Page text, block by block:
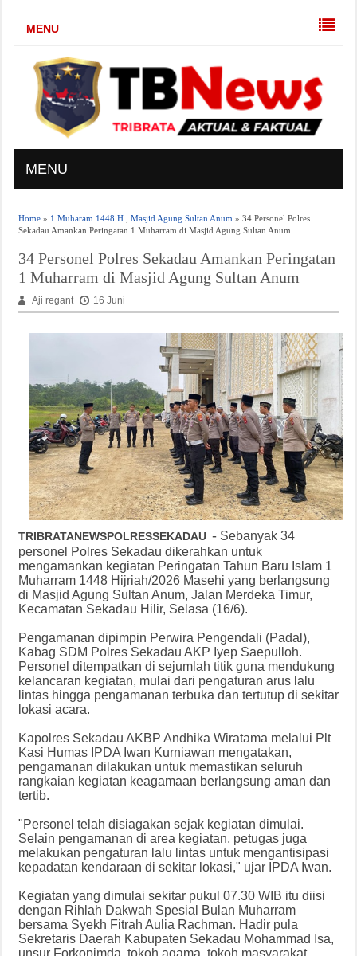
MENU
MENU
Home» 1 Muharam 1448 H, Masjid Agung Sultan Anum » 34 Personel Polres
Sekadau Amankan Peringatan 1 Muharram di Masjid Agung Sultan Anum
34 Personel Polres Sekadau Amankan Peringatan
1 Muharram di Masjid Agung Sultan Anum
Aji regant 16 Juni
TRIBRATANEWSPOLRESSEKADAU - Sebanyak 34
personel Polres Sekadau dikerahkan untuk
mengamankan kegiatan Peringatan Tahun Baru Islam 1
Muharram 1448 Hijriah/2026 Masehi yang berlangsung
di Masjid Agung Sultan Anum, Jalan Merdeka Timur,
Kecamatan Sekadau Hilir, Selasa (16/6).
Pengamanan dipimpin Perwira Pengendali (Padal),
Kabag SDM Polres Sekadau AKP Iyep Saepulloh.
Personel ditempatkan di sejumlah titik guna mendukung
kelancaran kegiatan, mulai dari pengaturan arus lalu
lintas hingga pengamanan terbuka dan tertutup di sekitar
lokasi acara.
Kapolres Sekadau AKBP Andhika Wiratama melalui Plt
Kasi Humas IPDA Iwan Kurniawan mengatakan,
pengamanan dilakukan untuk memastikan seluruh
rangkaian kegiatan keagamaan berlangsung aman dan
tertib.
"Personel telah disiagakan sejak kegiatan dimulai.
Selain pengamanan di area kegiatan, petugas juga
melakukan pengaturan lalu lintas untuk mengantisipasi
kepadatan kendaraan di sekitar lokasi," ujar IPDA Iwan.
Kegiatan yang dimulai sekitar pukul 07.30 WIB itu diisi
dengan Rihlah Dakwah Spesial Bulan Muharram
bersama Syekh Fitrah Aulia Rachman. Hadir pula
Sekretaris Daerah Kabupaten Sekadau Mohammad Isa,
unsur Forkopimda, tokoh agama, tokoh masyarakat,